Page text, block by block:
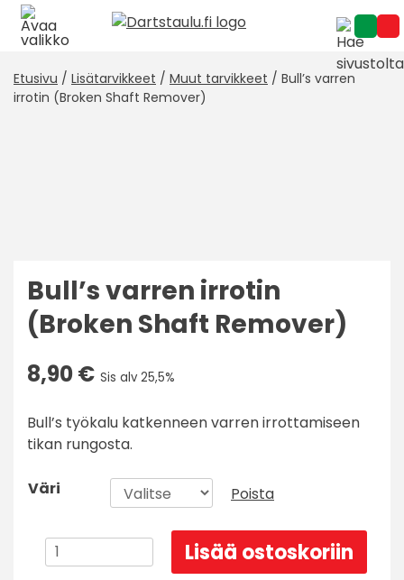
Skip
Etusivu / Lisätarvikkeet / Muut tarvikkeet / Bull’s varren
irrotin (Broken Shaft Remover)
Bull’s varren irrotin
(Broken Shaft Remover)
8,90€ Sis alv 25,5%
Bull’s työkalu katkenneen varren irrottamiseen
tikan rungosta.
Väri Poista
Bull's
varren
Lisää ostoskoriin